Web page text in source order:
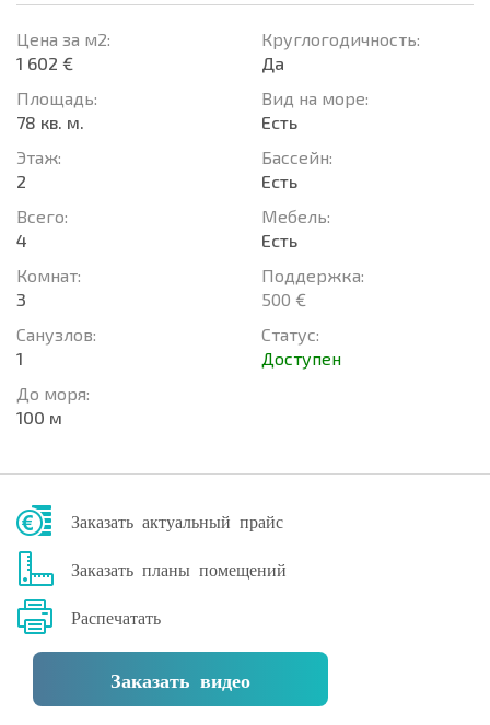
Цена за м2:
1 602 €
Площадь:
78 кв. м.
Этаж:
2
Всего:
4
Комнат:
3
Санузлов:
1
До моря:
100 м
Круглогодичность:
Да
Вид на море:
Есть
Басcейн:
Есть
Мебель:
Есть
Поддержка:
500 €
Статус:
Доступен
Заказать актуальный прайс
Заказать планы помещений
Распечатать
Заказать видео